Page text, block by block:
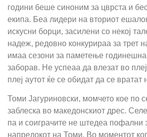
години беше синоним за цврста и
екипа. Беа лидери на вториот
искусни борци, засилени со некој
надеж, редовно конкурираа за трет
имаа сезони за паметење
заборав. Не успеаа да влезат во
плеј аутот ќе се обидат да се вратат
Томи Јагуриновски, момчето кое по
заблеска во македонскиот дрес.
па и соиграчите не штедеа пофални
напредокот на Томи. Во моментот